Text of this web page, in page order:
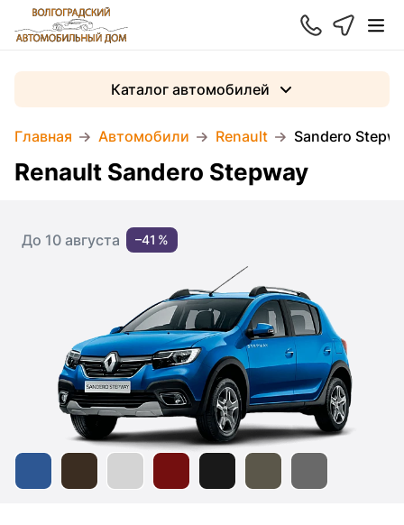
Главная Автомобили Renault Sandero
Каталог автомобилей
Renault Sandero Stepway
До 10 августа –41 %